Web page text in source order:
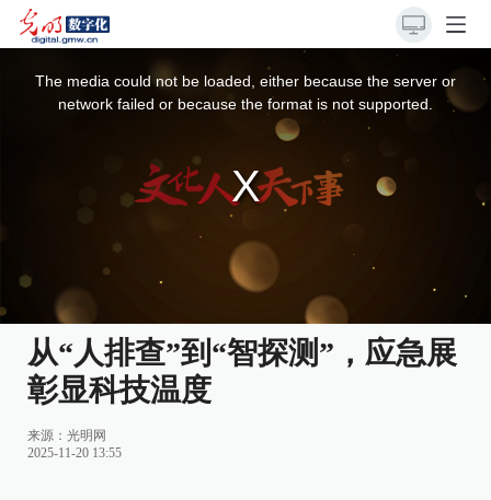
The media could not be loaded, either because the server or
network failed or because the format is not supported.
从“人排查”到“智探测”，应急展
彰显科技温度
来源： 光明网
2025-11-20 13:55